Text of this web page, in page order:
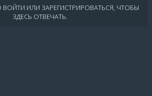
ИЛИ ЗАРЕГИСТРИРОВАТЬСЯ, ЧТОБЫ
ЗДЕСЬ ОТВЕЧАТЬ.